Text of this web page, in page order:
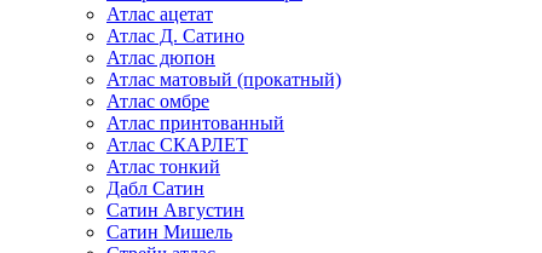
Атлас ацетат
Атлас Д. Сатино
Атлас дюпон
Атлас матовый (прокатный)
Атлас омбре
Атлас принтованный
Атлас СКАРЛЕТ
Атлас тонкий
Дабл Сатин
Сатин Августин
Сатин Мишель